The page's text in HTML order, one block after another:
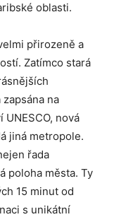
oblasti.
přirozeně a
Zatímco stará
na
nová
jiná metropole.
řada
poloha města. Ty
15 minut od
s unikátní